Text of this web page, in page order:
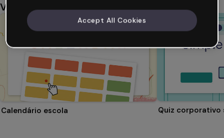
Você também pode gostar
Calendário escola Quiz corporativo
Accept All Cookies